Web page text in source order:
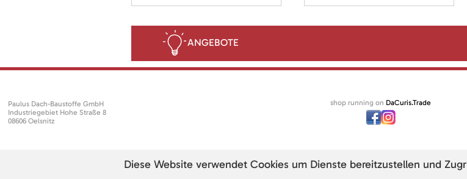
ANGEBOTE
Paulus Dach-Baustoffe GmbH
Industriegebiet Hohe Straße 8
08606 Oelsnitz
shop running on DaCuris.Trade
Diese Website verwendet Cookies um Dienste bereitzustellen und